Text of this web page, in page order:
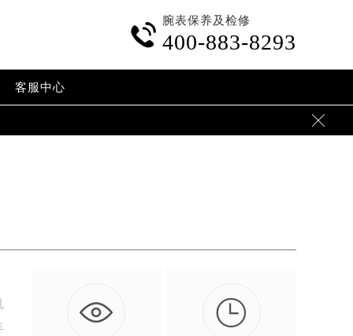

腕表保养及检修
400-883-8293
客服中心

